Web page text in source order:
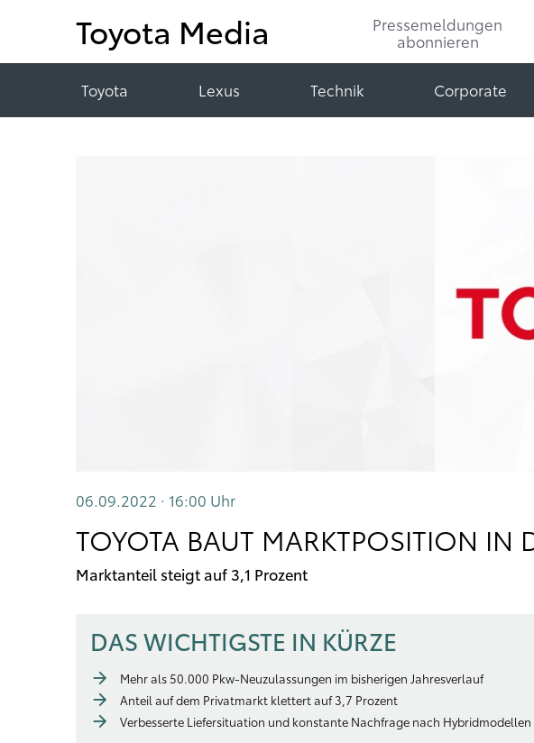
Toyota Media
Pressemeldungen
abonnieren
Toyota Lexus Technik Corporate
06.09.2022 · 16:00 Uhr
TOYOTA BAUT MARKTPOSITION IN
Marktanteil steigt auf 3,1 Prozent
DAS WICHTIGSTE IN KÜRZE
Mehr als 50.000 Pkw-Neuzulassungen im bisherigen Jahresverlauf
Anteil auf dem Privatmarkt klettert auf 3,7 Prozent
Verbesserte Liefersituation und konstante Nachfrage nach Hybridmodellen